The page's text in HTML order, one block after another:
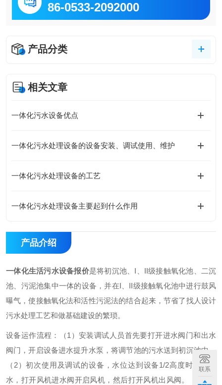
86-0533-2092000
产品分类
相关文章
一体化污水设备优点
一体化污水处理设备的设备安装、调试使用、维护
一体化污水处理设备的工艺
一体化污水处理设备主要起到什么作用
产品介绍
一体化生活污水设备报价是将初沉池、I、II级接触氧化池、二沉
池、污泥池集中一体的设备，并在I、II级接触氧化池中进行鼓风
曝气，使接触氧化法和活性污泥法的结合起来，节省了找人设计
污水处理工艺和做基础建设的繁琐。
设备运作流程：
（1）安装调试人员首先要打开进水阀门和出水
阀门，开启设备进水提升水泵，将调节池的污水送到初沉池中。
（2）初次使用及调试的设备，水位达到设备1/2高度时停止进
水，打开风机进水阀开启风机，然后打开风机出风阀。
（3）工
联系